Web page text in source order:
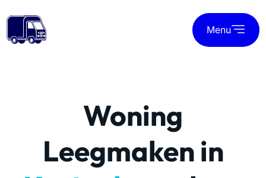
Menu
Woning
Leegmaken in